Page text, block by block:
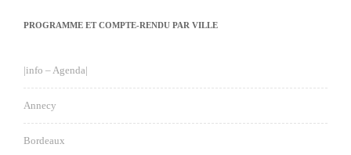
PROGRAMME ET COMPTE-RENDU PAR VILLE
|info – Agenda|
Annecy
Bordeaux